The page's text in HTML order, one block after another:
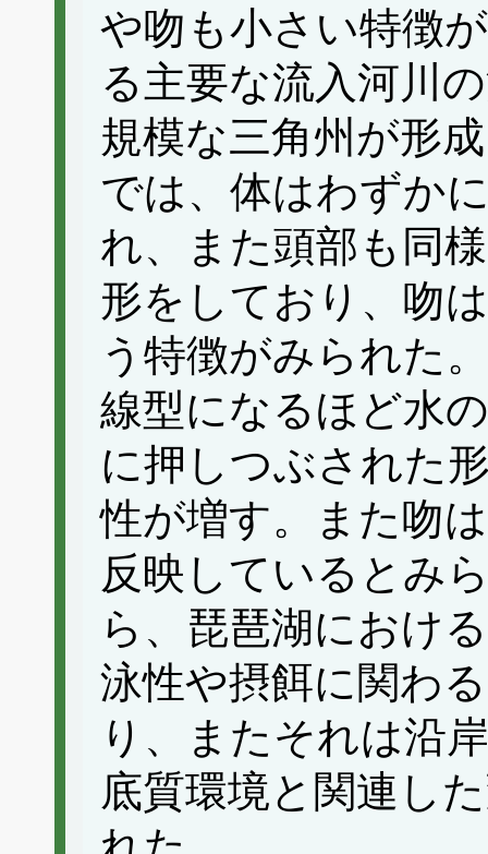
や吻も小さい特徴
る主要な流入河川
規模な三角州が形
では、体はわずか
れ、また頭部も同
形をしており、吻
う特徴がみられた
線型になるほど水
に押しつぶされた
性が増す。また吻
反映しているとみ
ら、琵琶湖におけ
泳性や摂餌に関わ
り、またそれは沿
底質環境と関連し